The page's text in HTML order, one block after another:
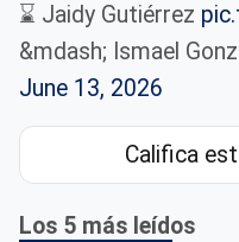
⌛️ Jaidy Gutiérrez
&mdash; Ismael
June 13, 2026
Califica
Los 5 más leídos